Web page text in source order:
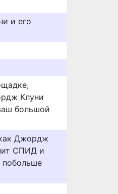
и его
Клуни
большой
Джордж
СПИД и
побольше